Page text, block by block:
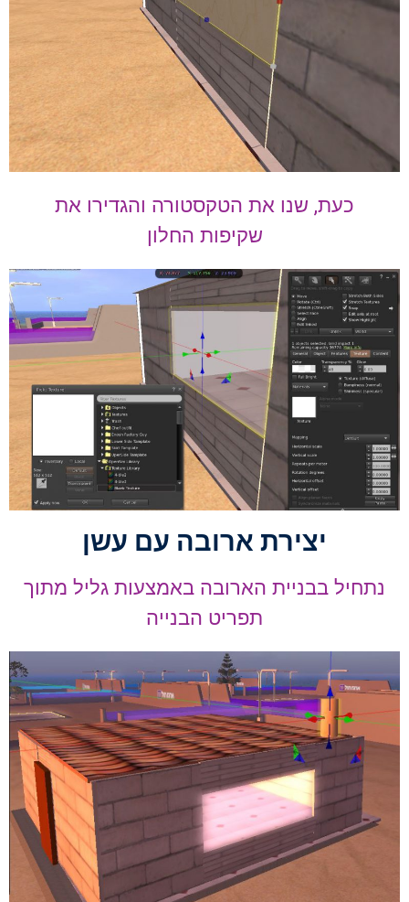
כעת, שנו את הטקסטורה והגדירו את
שקיפות החלון
יצירת ארובה עם עשן
נתחיל בבניית הארובה באמצעות גליל מתוך
תפריט הבנייה